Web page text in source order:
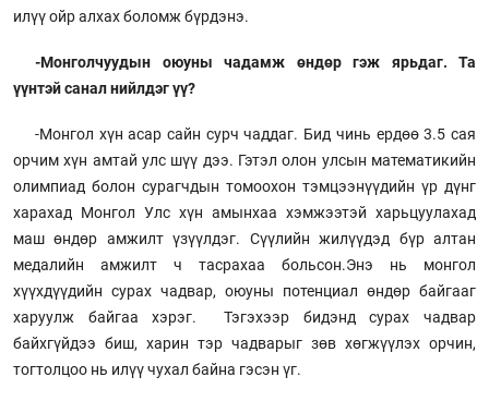
илүү ойр алхах боломж бүрдэнэ.
-Монголчуудын оюуны чадамж өндөр гэж ярьдаг. Та
үүнтэй санал нийлдэг үү?
-Монгол хүн асар сайн сурч чаддаг. Бид чинь ердөө 3.5 сая
орчим хүн амтай улс шүү дээ. Гэтэл олон улсын математикийн
олимпиад болон сурагчдын томоохон тэмцээнүүдийн үр дүнг
харахад Монгол Улс хүн амынхаа хэмжээтэй харьцуулахад
маш өндөр амжилт үзүүлдэг. Сүүлийн жилүүдэд бүр алтан
медалийн амжилт ч тасрахаа больсон.Энэ нь монгол
хүүхдүүдийн сурах чадвар, оюуны потенциал өндөр байгааг
харуулж байгаа хэрэг. Тэгэхээр бидэнд сурах чадвар
байхгүйдээ биш, харин тэр чадварыг зөв хөгжүүлэх орчин,
тогтолцоо нь илүү чухал байна гэсэн үг.